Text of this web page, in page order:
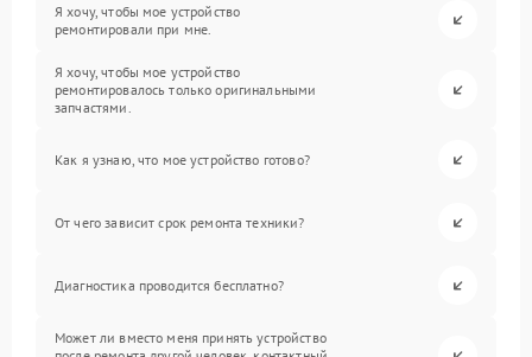
Я хочу, чтобы мое устройство
ремонтировали при мне.
Я хочу, чтобы мое устройство
ремонтировалось только оригинальными
запчастями.
Как я узнаю, что мое устройство готово?
От чего зависит срок ремонта техники?
Диагностика проводится бесплатно?
Может ли вместо меня принять устройство